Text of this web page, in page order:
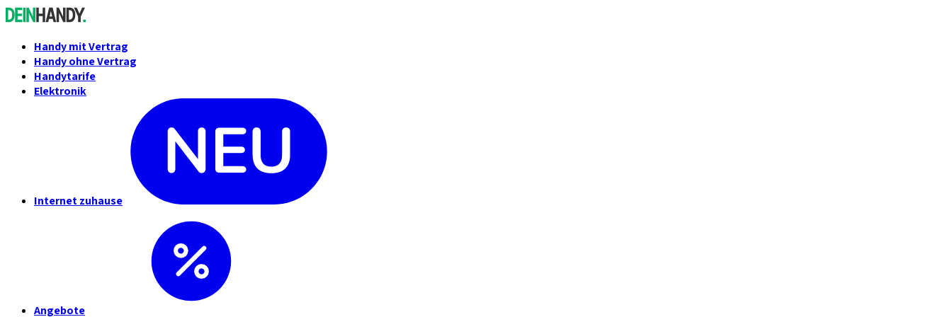
Handy mit Vertrag
Handy ohne Vertrag
Handytarife
Elektronik
Internet zuhause
Angebote